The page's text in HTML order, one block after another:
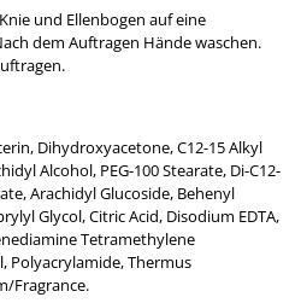
und Ellenbogen auf eine
dem Auftragen Hände waschen.
Dihydroxyacetone, C12-15 Alkyl
Alcohol, PEG-100 Stearate, Di-C12-
Arachidyl Glucoside, Behenyl
Glycol, Citric Acid, Disodium EDTA,
Tetramethylene
Polyacrylamide, Thermus
Fragrance.